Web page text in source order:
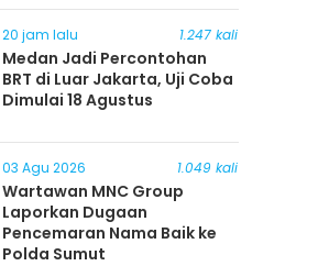
20 jam lalu 1.247 kali
Medan Jadi Percontohan
BRT di Luar Jakarta, Uji Coba
Dimulai 18 Agustus
03 Agu 2026 1.049 kali
Wartawan MNC Group
Laporkan Dugaan
Pencemaran Nama Baik ke
Polda Sumut